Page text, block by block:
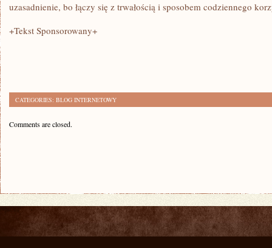
uzasadnienie, bo łączy się z trwałością i sposobem codziennego
+Tekst Sponsorowany+
CATEGORIES: BLOG INTERNETOWY
Comments are closed.